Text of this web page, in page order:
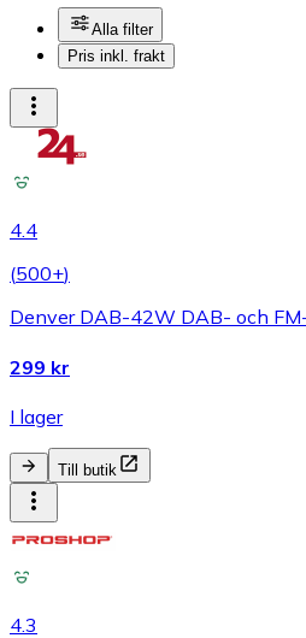
Alla filter
Pris inkl. frakt
4.4
(500+)
Denver DAB-42W DAB- och
299 kr
I lager
Till butik
4.3